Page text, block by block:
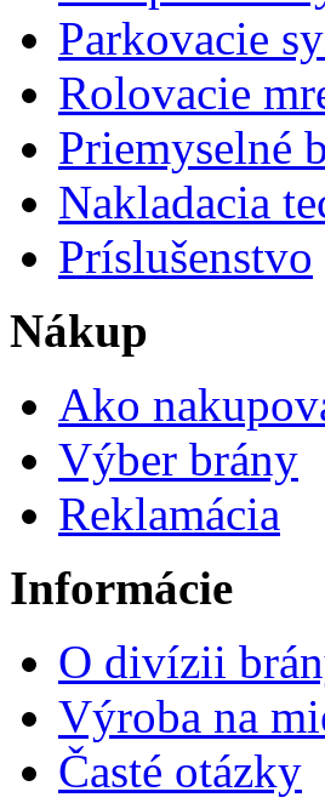
Parkovacie
Rolovacie
Priemyselné
Nakladacia
Príslušenstvo
Nákup
Ako
Výber brány
Reklamácia
Informácie
O divízii
Výroba na
Časté otázky